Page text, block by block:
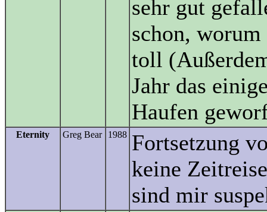
sehr gut
schon,
toll
Jahr das
Haufen
Eternity Greg Bear 1988 Fortsetzung
keine
sind mir